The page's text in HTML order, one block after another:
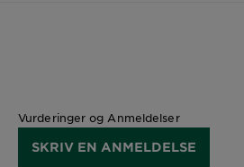
Vurderinger og Anmeldelser
SKRIV EN ANMELDELSE